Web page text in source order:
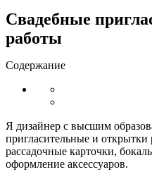
Свадебные
работы
Содержание
Я дизайнер с высшим
пригласительные и
рассадочные карточки,
оформление аксессуаров.